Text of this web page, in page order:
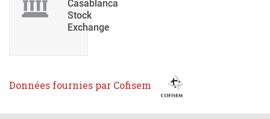
Casablanca
Stock
Exchange
Données fournies par Cofisem